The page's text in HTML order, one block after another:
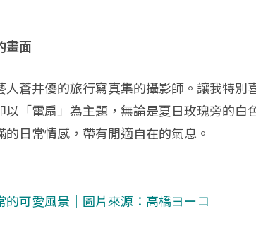
畫面
蒼井優的旅行寫真集的攝影師。讓我特
「電扇」為主題，無論是夏日玫瑰旁的
日常情感，帶有閒適自在的氣息。
可愛風景｜圖片來源： 高橋ヨーコ